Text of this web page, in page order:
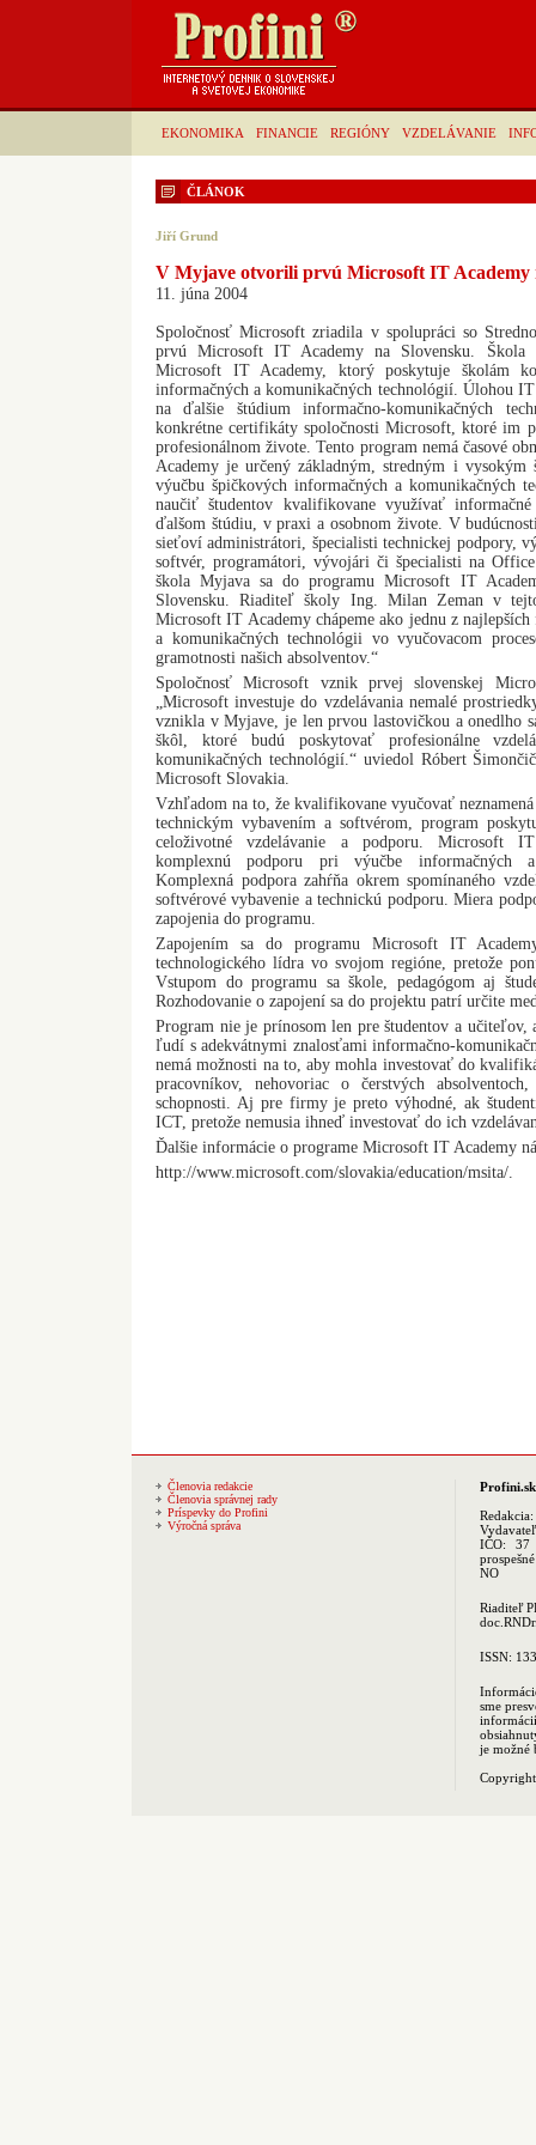
EKONOMIKA FINANCIE REGIÓNY VZDELÁVANIE
ČLÁNOK
Jiří Grund
V Myjave otvorili prvú Microsoft IT Academy
11. júna 2004
Spoločnosť Microsoft zriadila v spolupráci so
prvú Microsoft IT Academy na Slovensku.
Microsoft IT Academy, ktorý poskytuje školám
informačných a komunikačných technológií. Úlohou
na ďalšie štúdium informačno-komunikačných
konkrétne certifikáty spoločnosti Microsoft, ktoré im
profesionálnom živote. Tento program nemá časové
Academy je určený základným, stredným i vysokým
výučbu špičkových informačných a komunikačných
naučiť študentov kvalifikovane využívať
ďalšom štúdiu, v praxi a osobnom živote. V
sieťoví administrátori, špecialisti technickej podpory,
softvér, programátori, vývojári či špecialisti na
škola Myjava sa do programu Microsoft IT
Slovensku. Riaditeľ školy Ing. Milan Zeman v
Microsoft IT Academy chápeme ako jednu z
a komunikačných technológii vo vyučovacom
gramotnosti našich absolventov.“
Spoločnosť Microsoft vznik prvej slovenskej
„Microsoft investuje do vzdelávania nemalé
vznikla v Myjave, je len prvou lastovičkou a onedlho
škôl, ktoré budú poskytovať profesionálne
komunikačných technológií.“ uviedol Róbert
Microsoft Slovakia.
Vzhľadom na to, že kvalifikovane vyučovať
technickým vybavením a softvérom, program
celoživotné vzdelávanie a podporu. Microsoft
komplexnú podporu pri výučbe informačných
Komplexná podpora zahŕňa okrem spomínaného
softvérové vybavenie a technickú podporu. Miera
zapojenia do programu.
Zapojením sa do programu Microsoft IT
technologického lídra vo svojom regióne, pretože
Vstupom do programu sa škole, pedagógom aj
Rozhodovanie o zapojení sa do projektu patrí určite
Program nie je prínosom len pre študentov a
ľudí s adekvátnymi znalosťami informačno-
nemá možnosti na to, aby mohla investovať do
pracovníkov, nehovoriac o čerstvých
schopnosti. Aj pre firmy je preto výhodné, ak
ICT, pretože nemusia ihneď investovať do ich
Ďalšie informácie o programe Microsoft IT Academy
http://www.microsoft.com/slovakia/education/msita/.
Členovia redakcie
Členovia správnej rady
Príspevky do Profini
Výročná správa
Profini.sk
Redakcia:
IČO: 37
NO
Riaditeľ
ISSN:
sme
je možné